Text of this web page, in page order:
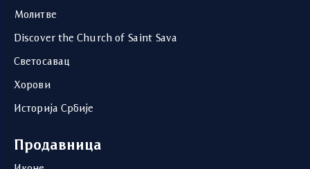
Молитве
Discover the Church of Saint Sava
Светосавац
Хорови
Историја Србије
Продавница